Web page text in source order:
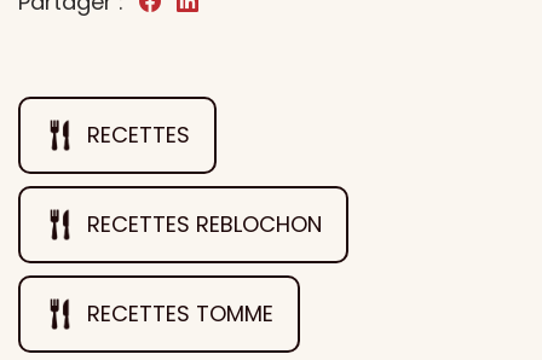
RECETTES
RECETTES REBLOCHON
RECETTES TOMME